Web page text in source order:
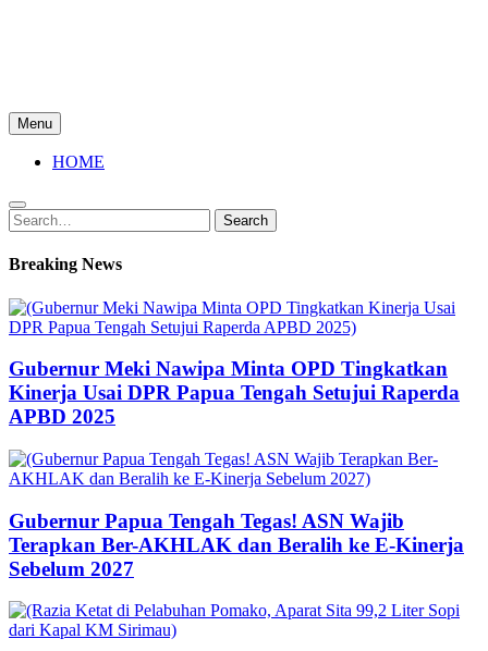
Menu
HOME
Search
for:
Search
Breaking News
Gubernur Meki Nawipa Minta OPD Tingkatkan
Kinerja Usai DPR Papua Tengah Setujui Raperda
APBD 2025
Gubernur Papua Tengah Tegas! ASN Wajib
Terapkan Ber-AKHLAK dan Beralih ke E-Kinerja
Sebelum 2027